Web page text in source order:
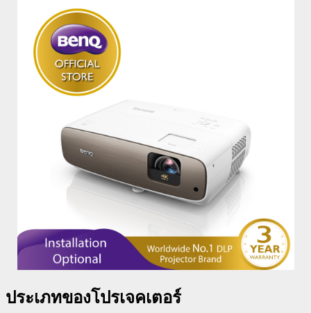
ประเภทของโปรเจคเตอร์